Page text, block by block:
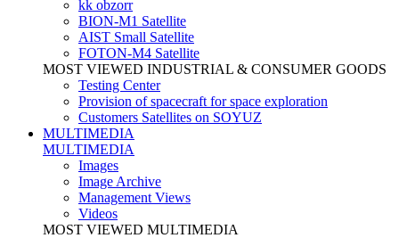
kk obzorr
BION-M1 Satellite
AIST Small Satellite
FOTON-M4 Satellite
MOST VIEWED INDUSTRIAL & CONSUMER GOODS
Testing Center
Provision of spacecraft for space exploration
Customers Satellites on SOYUZ
MULTIMEDIA
MULTIMEDIA
Images
Image Archive
Management Views
Videos
MOST VIEWED MULTIMEDIA